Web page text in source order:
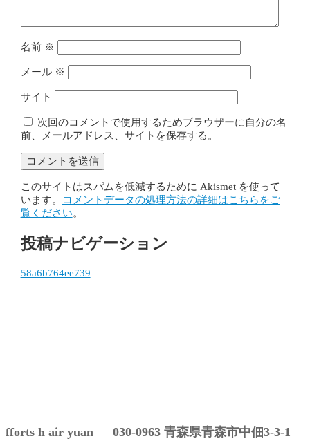
名前 ※
メール ※
サイト
次回のコメントで使用するためブラウザーに自分の名
前、メールアドレス、サイトを保存する。
このサイトはスパムを低減するために Akismet を使って
います。
コメントデータの処理方法の詳細はこちらをご
覧ください。
投稿ナビゲーション
58a6b764ee739
fforts h air yuan 030-0963 青森県青森市中佃3-3-1